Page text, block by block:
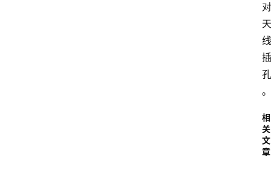
对
天
线
插
孔
。
相
关
文
章